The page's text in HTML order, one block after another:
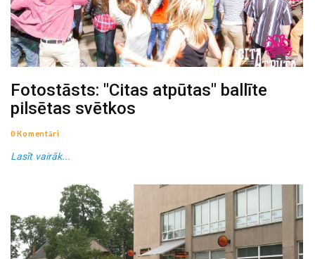
Fotostāsts: "Citas atpūtas" ballīte
pilsētas svētkos
0 Komentāri
Lasīt vairāk...